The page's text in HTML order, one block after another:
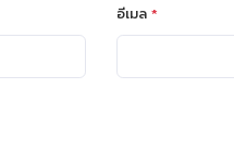
อีเมล *